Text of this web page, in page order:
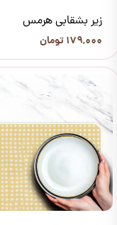
زیر بشقابی هرمس
۱۷۹,۰۰۰ تومان